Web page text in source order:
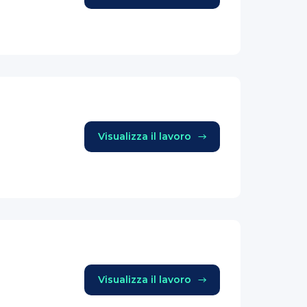
Visualizza il lavoro
Visualizza il lavoro